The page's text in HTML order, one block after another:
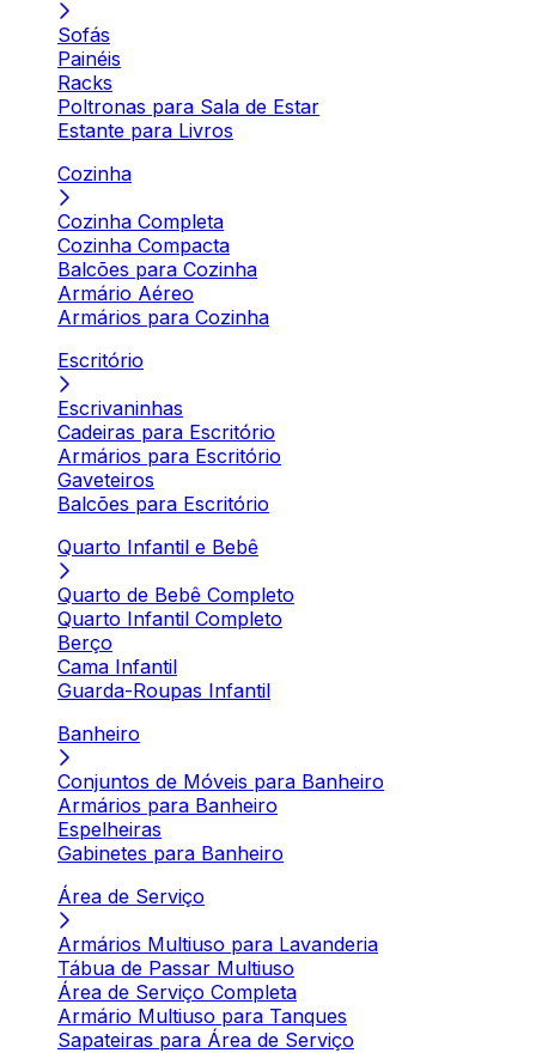
Sofás
Painéis
Racks
Poltronas para Sala de Estar
Estante para Livros
Cozinha
Cozinha Completa
Cozinha Compacta
Balcões para Cozinha
Armário Aéreo
Armários para Cozinha
Escritório
Escrivaninhas
Cadeiras para Escritório
Armários para Escritório
Gaveteiros
Balcões para Escritório
Quarto Infantil e Bebê
Quarto de Bebê Completo
Quarto Infantil Completo
Berço
Cama Infantil
Guarda-Roupas Infantil
Banheiro
Conjuntos de Móveis para Banheiro
Armários para Banheiro
Espelheiras
Gabinetes para Banheiro
Área de Serviço
Armários Multiuso para Lavanderia
Tábua de Passar Multiuso
Área de Serviço Completa
Armário Multiuso para Tanques
Sapateiras para Área de Serviço